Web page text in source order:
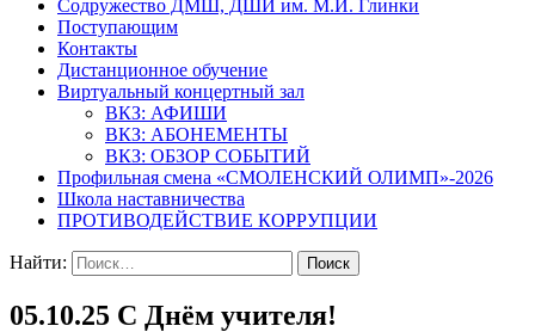
Содружество ДМШ, ДШИ им. М.И. Глинки
Поступающим
Контакты
Дистанционное обучение
Виртуальный концертный зал
ВКЗ: АФИШИ
ВКЗ: АБОНЕМЕНТЫ
ВКЗ: ОБЗОР СОБЫТИЙ
Профильная смена «СМОЛЕНСКИЙ ОЛИМП»-2026
Школа наставничества
ПРОТИВОДЕЙСТВИЕ КОРРУПЦИИ
Найти:
05.10.25 С Днём учителя!